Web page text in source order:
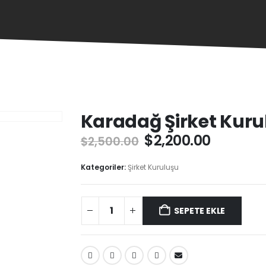
Karadağ Şirket
$2,500.00 $2,200.00
Kategoriler:Şirket Kuruluşu
SEPETE EKLE